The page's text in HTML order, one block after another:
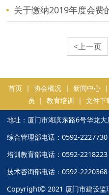
关于缴纳2019年度会费
<上一页
首页 | 协会概况 | 新闻中心 |
员 | 教育培训 | 文件下
地址：厦门市湖滨东路6号华龙
综合管理部电话：0592-2227730
培训教育部电话：0592-2218223
技术咨询部电话：0592-2220368
Copyright© 2021 厦门市建设